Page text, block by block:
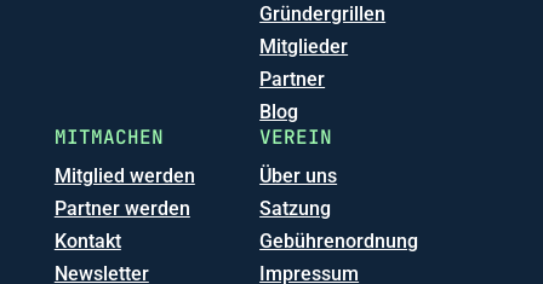
Gründergrillen
Mitglieder
Partner
Blog
MITMACHEN
Mitglied werden
Partner werden
Kontakt
Newsletter
VEREIN
Über uns
Satzung
Gebührenordnung
Impressum